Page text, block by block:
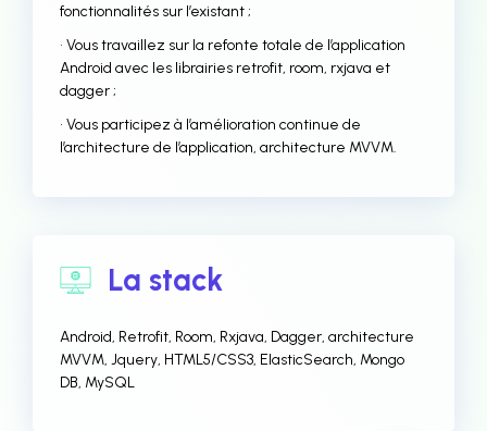
fonctionnalités sur l’existant ;
• Vous travaillez sur la refonte totale de l’application
Android avec les librairies retrofit, room, rxjava et
dagger ;
• Vous participez à l’amélioration continue de
l’architecture de l’application, architecture MVVM.
La stack
Android, Retrofit, Room, Rxjava, Dagger, architecture
MVVM, Jquery, HTML5/CSS3, ElasticSearch, Mongo
DB, MySQL